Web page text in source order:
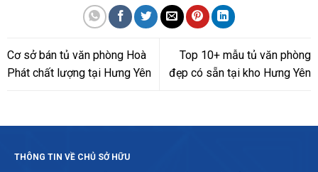
Cơ sở bán tủ văn phòng Hoà
Phát chất lượng tại Hưng Yên
Top 10+ mẫu tủ văn phòng
đẹp có sẵn tại kho Hưng Yên
THÔNG TIN VỀ CHỦ SỞ HỮU